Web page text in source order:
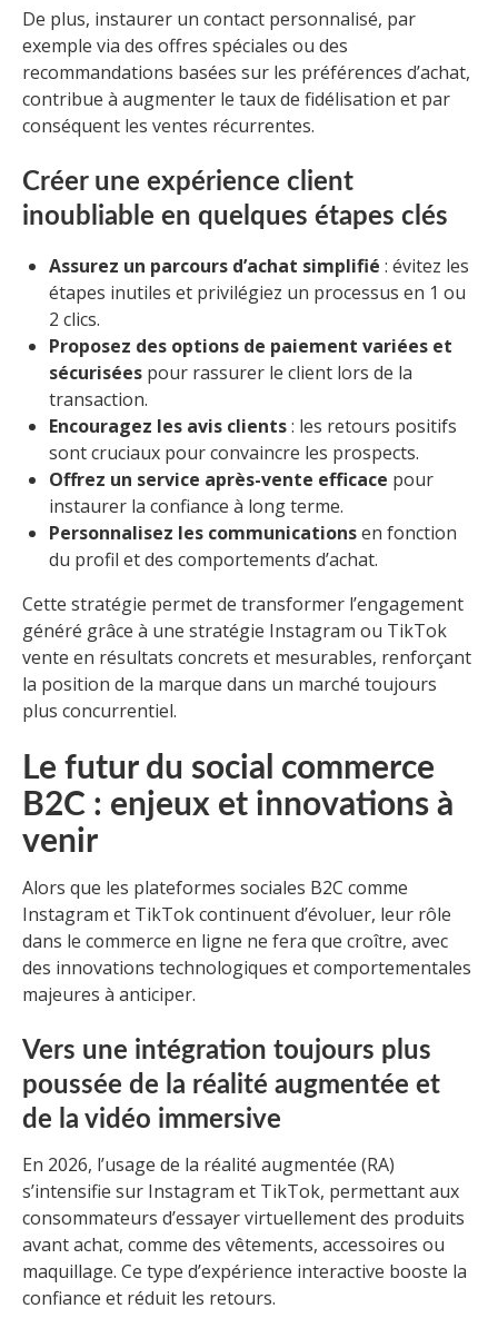
De plus, instaurer un contact personnalisé, par
exemple via des offres spéciales ou des
recommandations basées sur les préférences d’achat,
contribue à augmenter le taux de fidélisation et par
conséquent les ventes récurrentes.
Créer une expérience client
inoubliable en quelques étapes clés
Assurez un parcours d’achat simplifié : évitez les
étapes inutiles et privilégiez un processus en 1 ou
2 clics.
Proposez des options de paiement variées et
sécurisées pour rassurer le client lors de la
transaction.
Encouragez les avis clients: les retours positifs
sont cruciaux pour convaincre les prospects.
Offrez un service après-vente efficace pour
instaurer la confiance à long terme.
Personnalisez les communicationsen fonction
du profil et des comportements d’achat.
Cette stratégie permet de transformer l’engagement
généré grâce à une stratégie Instagram ou TikTok
vente en résultats concrets et mesurables, renforçant
la position de la marque dans un marché toujours
plus concurrentiel.
Le futur du social commerce
B2C : enjeux et innovations à
venir
Alors que les plateformes sociales B2C comme
Instagram et TikTok continuent d’évoluer, leur rôle
dans le commerce en ligne ne fera que croître, avec
des innovations technologiques et comportementales
majeures à anticiper.
Vers une intégration toujours plus
poussée de la réalité augmentée et
de la vidéo immersive
En 2026, l’usage de la réalité augmentée (RA)
s’intensifie sur Instagram et TikTok, permettant aux
consommateurs d’essayer virtuellement des produits
avant achat, comme des vêtements, accessoires ou
maquillage. Ce type d’expérience interactive booste la
confiance et réduit les retours.